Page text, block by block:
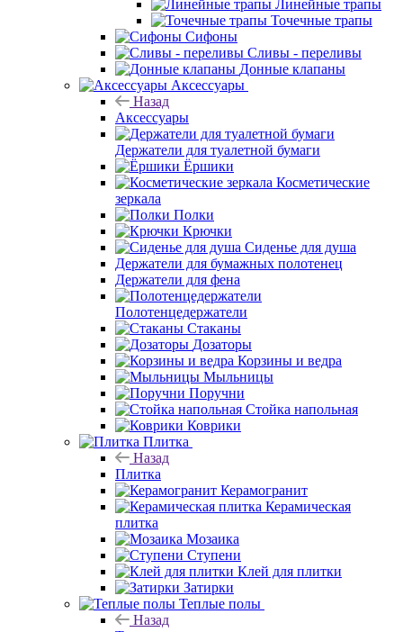
Назад
Сливы и канализация
Душевые трапы
Назад
Душевые трапы
Линейные трапы
Точечные трапы
Сифоны
Сливы - переливы
Донные клапаны
Аксессуары
Назад
Аксессуары
Держатели для туалетной бумаги
Ёршики
Косметические
зеркала
Полки
Крючки
Держатели для бумажных полотенец
Держатели для фена
Полотенцедержатели
Стаканы
Дозаторы
Стойка напольная
Коврики
Плитка
Назад
Плитка
Керамогранит
плитка